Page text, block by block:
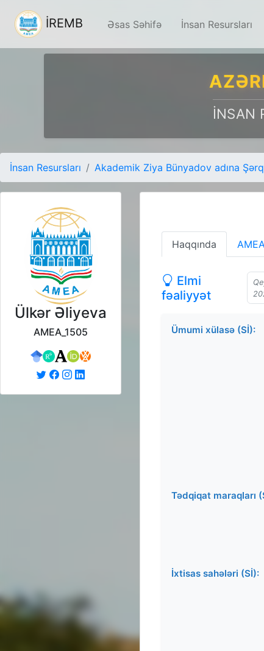
İREMB Əsas Səhifə İnsan Resursları
İNSAN
İnsan Resursları Akademik Ziya Bünyadov adına
Ülkər Əliyeva
AMEA_1505
Haqqında
Elmi
fəaliyyət
Ümumi xülasə (Sİ):
Tədqiqat maraqları
İxtisas sahələri (Sİ):